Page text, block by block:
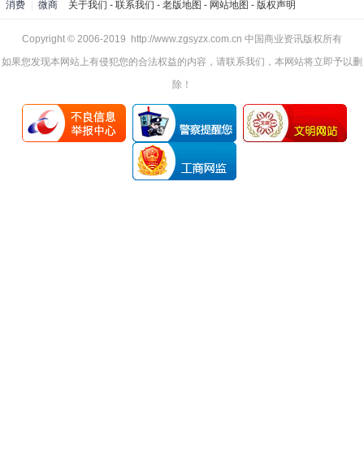
消费 微商 关于我们 - 联系我们 - 老版地图 - 网站地图 - 版权声明
Copyright © 2006-2019 http://www.zgsyzx.com.cn 中国商业资讯版权所有
如果您发现本网站上有侵犯您的合法权益的内容，请联系我们，本网站将立即予以删
除！